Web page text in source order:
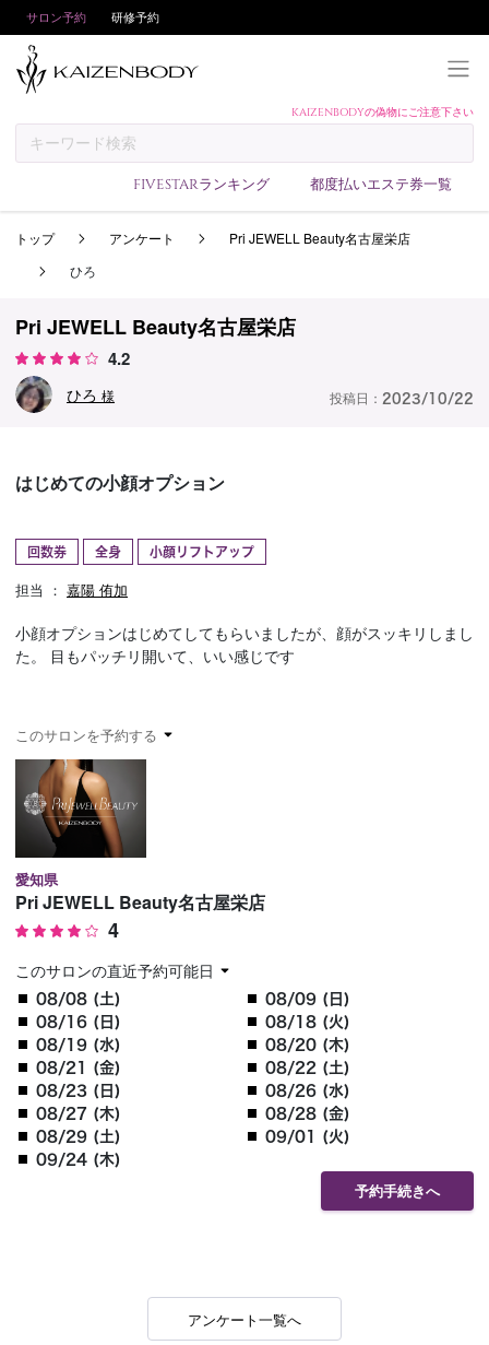
サロン予約 研修予約
KAIZENBODYの偽物にご注意下さい
FIVESTARランキング 都度払いエステ券一覧
予約方法
サロンランキング
アンケート
トップ アンケート
Pri JEWELL Beauty名古屋栄店
ひろ
Pri JEWELL Beauty名古屋栄店
4.2
ひろ 様 投稿日： 2023/10/22
はじめての小顔オプション
回数券 全身 小顔リフトアップ
担当 ： 嘉陽 侑加
小顔オプションはじめてしてもらいましたが、顔がスッキリしまし
た。 目もパッチリ開いて、いい感じです
このサロンを予約する
愛知県
Pri JEWELL Beauty名古屋栄店
4
このサロンの直近予約可能日
08/08 (土)
08/09 (日)
08/16 (日)
08/18 (火)
08/19 (水)
08/20 (木)
08/21 (金)
08/22 (土)
08/23 (日)
08/26 (水)
08/27 (木)
08/28 (金)
08/29 (土)
09/01 (火)
09/24 (木)
予約手続きへ
アンケート一覧へ